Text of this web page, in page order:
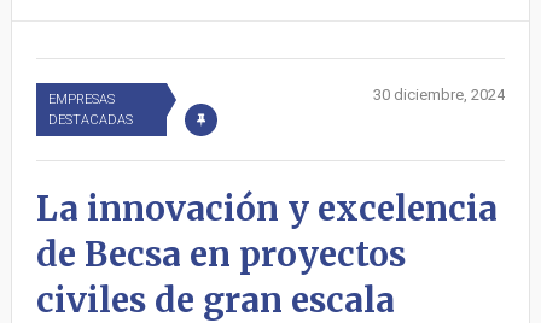
EMPRESAS
DESTACADAS
30 diciembre, 2024
La innovación y excelencia
de Becsa en proyectos
civiles de gran escala